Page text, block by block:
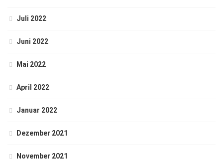
Juli 2022
Juni 2022
Mai 2022
April 2022
Januar 2022
Dezember 2021
November 2021